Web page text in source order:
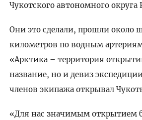
Чукотского автономного
Они это сделали, прошли около
километров по водным
«Арктика – территория
название, но и девиз
членов экипажа открывал
«Для нас значимым открытием